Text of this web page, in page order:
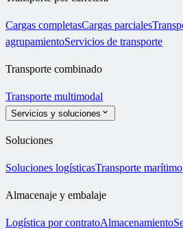
Cargas completasCargas parciales
agrupamientoServicios de transporte
Transporte combinado
Transporte multimodal
Servicios y soluciones
Soluciones
Soluciones logísticasTransporte marítimo
Almacenaje y embalaje
Logística por contratoAlmacenamiento